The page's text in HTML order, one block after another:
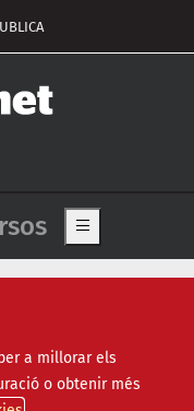
a millorar els
o obtenir més
d'usuari
de
Show main